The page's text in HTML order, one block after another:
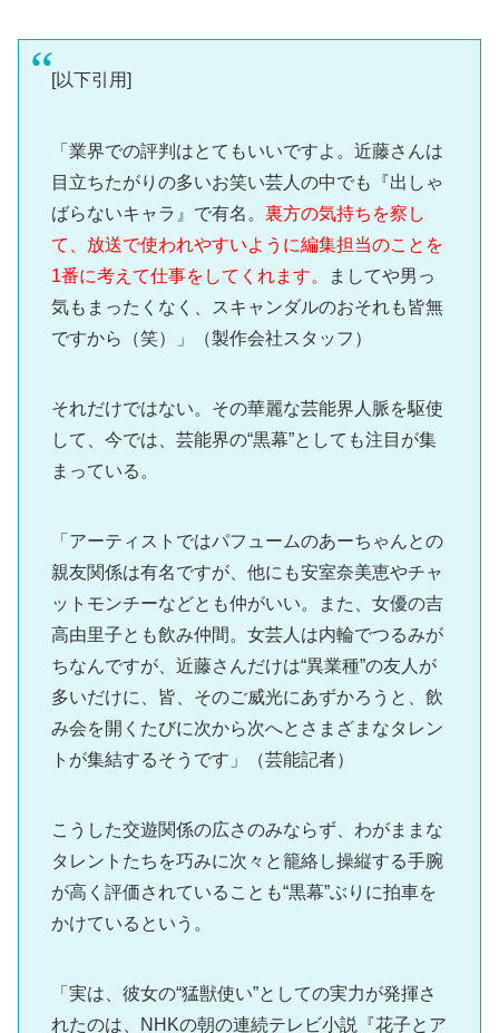
[以下引用]
「業界での評判はとてもいいですよ。近藤さんは
目立ちたがりの多いお笑い芸人の中でも『出しゃ
ばらないキャラ』で有名。 裏方の気持ちを察し
て、放送で使われやすいように編集担当のことを
1番に考えて仕事をしてくれます。
ましてや男っ
気もまったくなく、スキャンダルのおそれも皆無
ですから（笑）」（製作会社スタッフ）
それだけではない。その華麗な芸能界人脈を駆使
して、今では、芸能界の“黒幕”としても注目が集
まっている。
「アーティストではパフュームのあーちゃんとの
親友関係は有名ですが、他にも安室奈美恵やチャ
ットモンチーなどとも仲がいい。また、女優の吉
高由里子とも飲み仲間。女芸人は内輪でつるみが
ちなんですが、近藤さんだけは“異業種”の友人が
多いだけに、皆、そのご威光にあずかろうと、飲
み会を開くたびに次から次へとさまざまなタレン
トが集結するそうです」（芸能記者）
こうした交遊関係の広さのみならず、わがままな
タレントたちを巧みに次々と籠絡し操縦する手腕
が高く評価されていることも“黒幕”ぶりに拍車を
かけているという。
「実は、彼女の“猛獣使い”としての実力が発揮さ
れたのは、NHKの朝の連続テレビ小説『花子とア